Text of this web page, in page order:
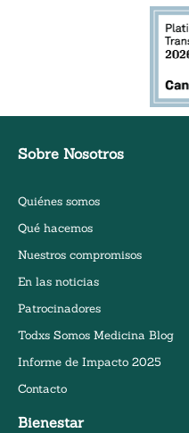
Sobre Nosotros
Quiénes somos
Qué hacemos
Nuestros compromisos
En las noticias
Patrocinadores
Todxs Somos Medicina Blog
Informe de Impacto 2025
Contacto
Bienestar